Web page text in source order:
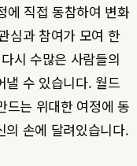
에 직접 동참하여 변화
심과 참여가 모여 한
시 수많은 사람들의
낼 수 있습니다. 월드
드는 위대한 여정에 동
의 손에 달려있습니다.